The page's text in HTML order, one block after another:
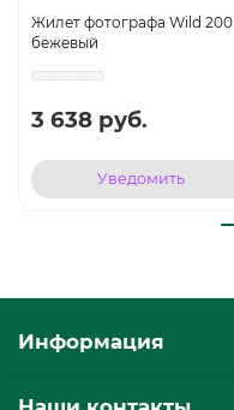
Жилет фотографа Wild 200
бежевый
3 638 руб.
Уведомить
Информация